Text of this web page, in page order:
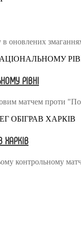
оновлених
РІВНІ
матчем проти
ХАРКІВ
контрольному